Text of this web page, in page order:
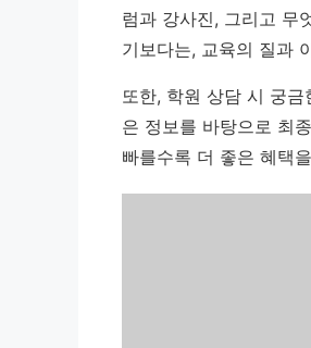
럼과 강사진, 그리고 무
기보다는, 교육의 질과
또한, 학원 상담 시 궁
은 정보를 바탕으로 최
빠를수록 더 좋은 혜택